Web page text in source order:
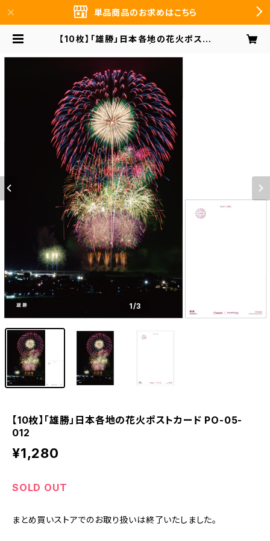
単品商品のお求めはこちら
【10枚】「雄勝」日本各地の花火ポスト
事務所 まとめ買いのお客様向け オン
ラインショップ
1/3
【10枚】「雄勝」日本各地の花火ポストカード PO-05-
012
¥1,280
SOLD OUT
まとめ買いストアでのお取り扱いは終了いたしました。